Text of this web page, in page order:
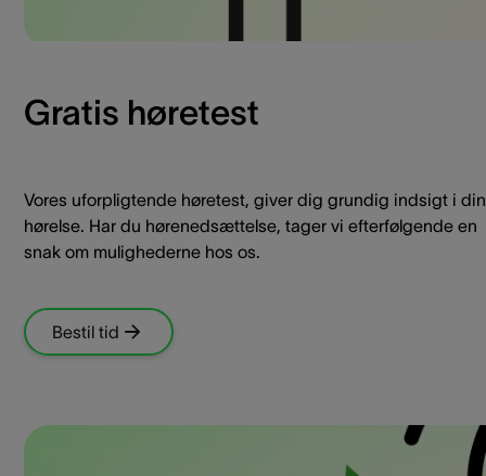
Gratis høretest
Vores uforpligtende høretest, giver dig grundig indsigt i din
hørelse. Har du hørenedsættelse, tager vi efterfølgende en
snak om mulighederne hos os.
Bestil tid